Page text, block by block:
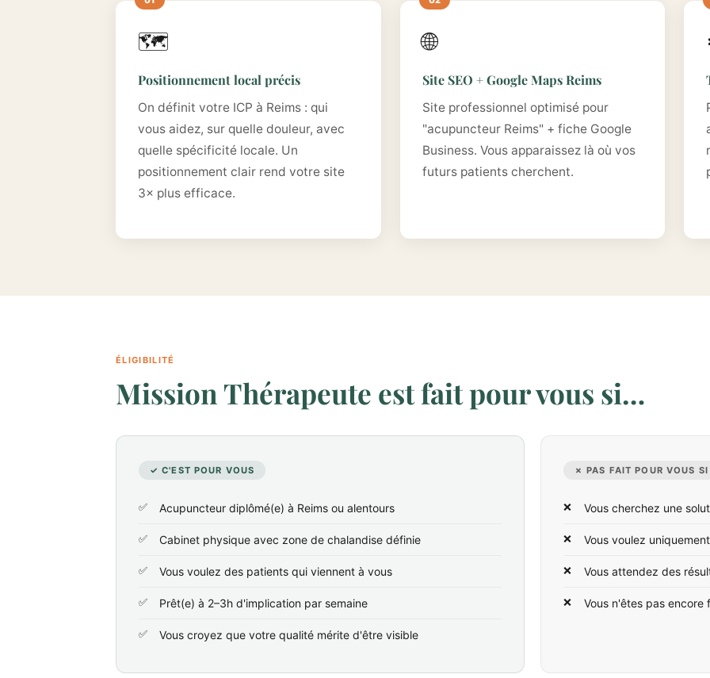
🗺️
Positionnement local précis
On définit votre ICP à Reims : qui
vous aidez, sur quelle douleur, avec
quelle spécificité locale. Un
positionnement clair rend votre site
3× plus efficace.
🌐
Site SEO + Google Maps Reims
Site professionnel optimisé pour
"acupuncteur Reims" + fiche Google
Business. Vous apparaissez là où vos
futurs patients cherchent.
ÉLIGIBILITÉ
Mission Thérapeute est fait pour vous si…
✓ C'EST POUR VOUS
Acupuncteur diplômé(e) à Reims ou alentours
Cabinet physique avec zone de chalandise définie
Vous voulez des patients qui viennent à vous
Prêt(e) à 2–3h d'implication par semaine
Vous croyez que votre qualité mérite d'être visible
✗ PAS FAIT POUR VOUS SI
Vous cherchez une
Vous voulez
Vous attendez des
Vous n'êtes pas